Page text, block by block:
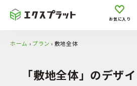
お気に入り
ホーム › プラン › 敷地全体
「敷地全体」のデザ